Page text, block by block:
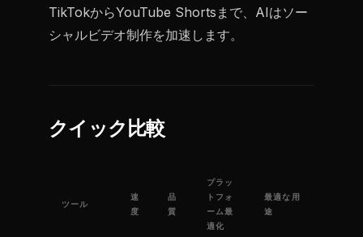
TikTokからYouTube Shortsまで、AIはソー
シャルビデオ制作を加速します。
クイック比較
ツール
速
度
品
質
プラッ
トフォ
ーム最
適化
最適な用
途